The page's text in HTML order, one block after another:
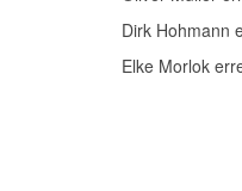
Dirk Hohmann
Elke Morlok